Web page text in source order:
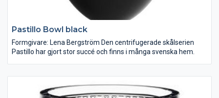
Pastillo Bowl black
Formgivare: Lena Bergström Den centrifugerade skålserien
Pastillo har gjort stor succé och finns i många svenska hem.